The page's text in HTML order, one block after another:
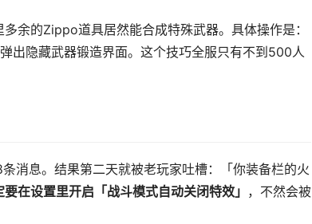
余的Zippo道具居然能合成特殊武器。具体操作是：
出隐藏武器锻造界面。这个技巧全服只有不到500人
消息。结果第二天就被老玩家吐槽：「你装备栏的火
在设置里开启「战斗模式自动关闭特效」 ，不然会被